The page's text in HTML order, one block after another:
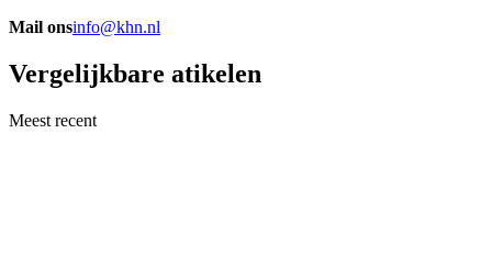
Mail onsinfo@khn.nl
Vergelijkbare atikelen
Meest recent